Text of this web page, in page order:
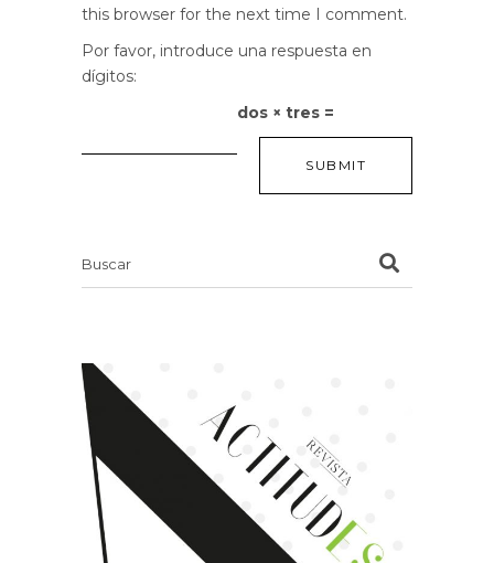
this browser for the next time I comment.
Por favor, introduce una respuesta en
dígitos:
dos × tres =